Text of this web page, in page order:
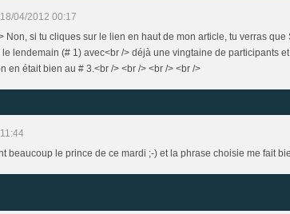
18/04/2012 00:17
Non, si tu cliques sur le lien en haut de mon article, tu verras
lendemain (# 1) avec<br /> déjà une vingtaine de participants
en était bien au # 3.<br /> <br /> <br /> <br />
beaucoup le prince de ce mardi ;-) et la phrase choisie me fait